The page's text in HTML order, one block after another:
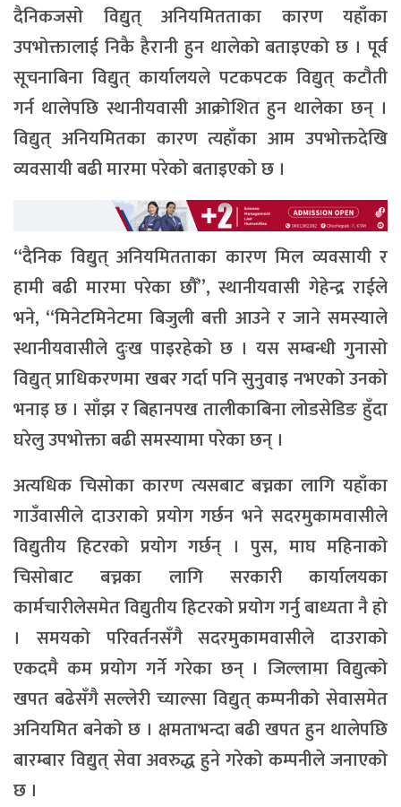
दैनिकजसो विद्युत् अनियमितताका कारण यहाँका
उपभोक्तालाई निकै हैरानी हुन थालेको बताइएको छ । पूर्व
सूचनाबिना विद्युत् कार्यालयले पटकपटक विद्युत् कटौती
गर्न थालेपछि स्थानीयवासी आक्रोशित हुन थालेका छन् ।
विद्युत् अनियमितका कारण त्यहाँका आम उपभोक्तदेखि
व्यवसायी बढी मारमा परेको बताइएको छ ।
“दैनिक विद्युत् अनियमितताका कारण मिल व्यवसायी र
हामी बढी मारमा परेका छौँ”, स्थानीयवासी गेहेन्द्र राईले
भने, “मिनेटमिनेटमा बिजुली बत्ती आउने र जाने समस्याले
स्थानीयवासीले दुःख पाइरहेको छ । यस सम्बन्धी गुनासो
विद्युत् प्राधिकरणमा खबर गर्दा पनि सुनुवाइ नभएको उनको
भनाइ छ । साँझ र बिहानपख तालीकाबिना लोडसेडिङ हुँदा
घरेलु उपभोक्ता बढी समस्यामा परेका छन् ।
अत्यधिक चिसोका कारण त्यसबाट बच्नका लागि यहाँका
गाउँवासीले दाउराको प्रयोग गर्छन भने सदरमुकामवासीले
विद्युतीय हिटरको प्रयोग गर्छन् । पुस, माघ महिनाको
चिसोबाट बच्नका लागि सरकारी कार्यालयका
कार्मचारीलेसमेत विद्युतीय हिटरको प्रयोग गर्नु बाध्यता नै हो
। समयको परिवर्तनसँगै सदरमुकामवासीले दाउराको
एकदमै कम प्रयोग गर्ने गरेका छन् । जिल्लामा विद्युत्को
खपत बढेसँगै सल्लेरी च्याल्सा विद्युत् कम्पनीको सेवासमेत
अनियमित बनेको छ । क्षमताभन्दा बढी खपत हुन थालेपछि
बारम्बार विद्युत् सेवा अवरुद्ध हुने गरेको कम्पनीले जनाएको
छ ।